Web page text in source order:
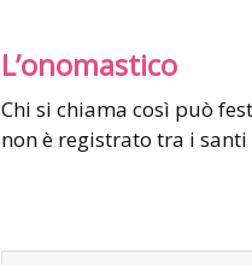
L’onomastico
Chi si chiama così può
non è registrato tra i santi